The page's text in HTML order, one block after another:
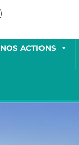
NOS ACTIONS